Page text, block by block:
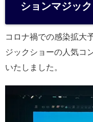
ションマジック
コロナ禍での感染拡大
ジックショーの人気コ
いたしました。